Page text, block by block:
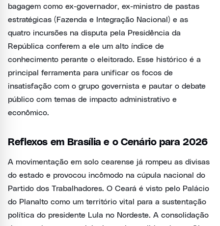
bagagem como ex-governador, ex-ministro de pastas
estratégicas (Fazenda e Integração Nacional) e as
quatro incursões na disputa pela Presidência da
República conferem a ele um alto índice de
conhecimento perante o eleitorado. Esse histórico é a
principal ferramenta para unificar os focos de
insatisfação com o grupo governista e pautar o debate
público com temas de impacto administrativo e
econômico.
Reflexos em Brasília e o Cenário para 2026
A movimentação em solo cearense já rompeu as divisas
do estado e provocou incômodo na cúpula nacional do
Partido dos Trabalhadores. O Ceará é visto pelo Palácio
do Planalto como um território vital para a sustentação
política do presidente Lula no Nordeste. A consolidação